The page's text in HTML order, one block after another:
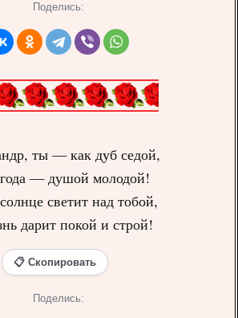
Поделись:
ты — как дуб седой,
— душой молодой!
светит над тобой,
дарит покой и строй!
📋 Скопировать
Поделись: